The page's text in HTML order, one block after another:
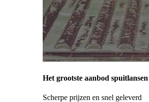
Het grootste aanbod
Scherpe prijzen en snel geleverd